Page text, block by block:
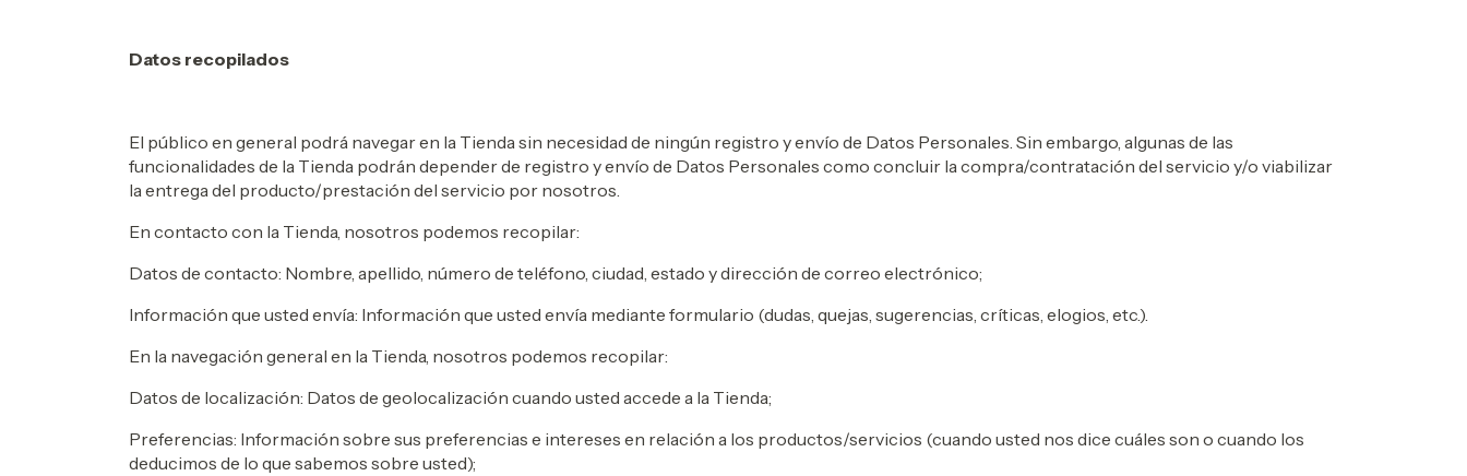
Datos recopilados
El público en general podrá navegar en la Tienda sin necesidad de ningún registro y envío de Datos Personales. Sin embargo, algunas de las
funcionalidades de la Tienda podrán depender de registro y envío de Datos Personales como concluir la compra/contratación del servicio y/o viabilizar
la entrega del producto/prestación del servicio por nosotros.
En contacto con la Tienda, nosotros podemos recopilar:
Datos de contacto: Nombre, apellido, número de teléfono, ciudad, estado y dirección de correo electrónico;
Información que usted envía: Información que usted envía mediante formulario (dudas, quejas, sugerencias, críticas, elogios, etc.).
En la navegación general en la Tienda, nosotros podemos recopilar:
Datos de localización: Datos de geolocalización cuando usted accede a la Tienda;
Preferencias: Información sobre sus preferencias e intereses en relación a los productos/servicios (cuando usted nos dice cuáles son o cuando los
deducimos de lo que sabemos sobre usted);